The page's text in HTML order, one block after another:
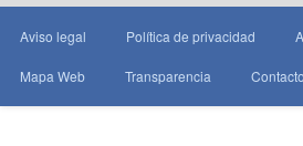
Aviso legal Política de privacidad
Mapa Web Transparencia Contacto